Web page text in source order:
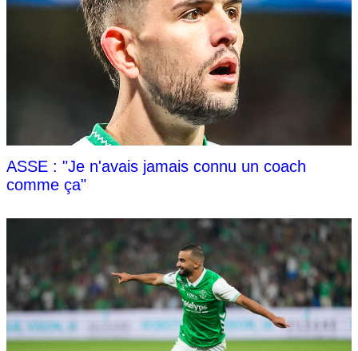
ASSE : "Je n'avais jamais connu un coach
comme ça"